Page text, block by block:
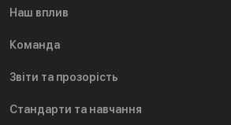
Наш вплив
Команда
Звіти та прозорість
Стандарти та навчання